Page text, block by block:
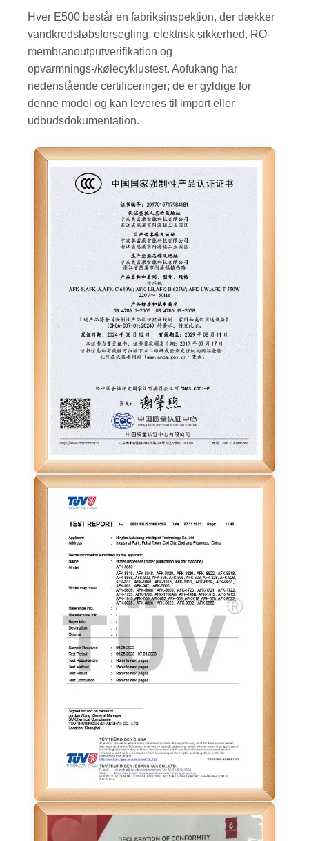
Hver E500 består en fabriksinspektion, der dækker
vandkredsløbsforsegling, elektrisk sikkerhed, RO-
membranoutputverifikation og
opvarmnings-/kølecyklustest. Aofukang har
nedenstående certificeringer; de er gyldige for
denne model og kan leveres til import eller
udbudsdokumentation.